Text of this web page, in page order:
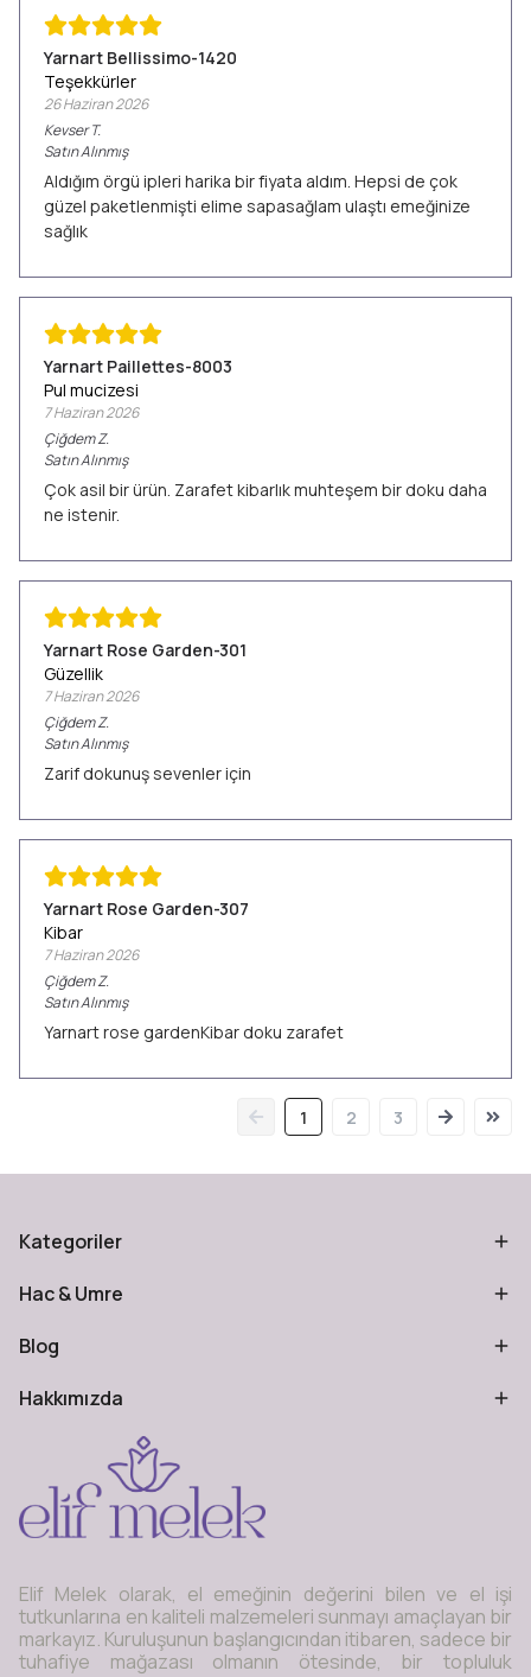
Yarnart Bellissimo-1420
Teşekkürler
26 Haziran 2026
Kevser T.
Satın Alınmış
Aldığım örgü ipleri harika bir fiyata aldım. Hepsi de çok
güzel paketlenmişti elime sapasağlam ulaştı emeğinize
sağlık
Yarnart Paillettes-8003
Pul mucizesi
7 Haziran 2026
ÇiğdemZ.
Satın Alınmış
Çok asil bir ürün. Zarafet kibarlık muhteşem bir doku daha
ne istenir.
Yarnart Rose Garden-301
Güzellik
7 Haziran 2026
ÇiğdemZ.
Satın Alınmış
Zarif dokunuş sevenler için
Yarnart Rose Garden-307
Kibar
7 Haziran 2026
ÇiğdemZ.
Satın Alınmış
Yarnart rose gardenKibar doku zarafet
1 2 3
Kategoriler
Hac & Umre
Blog
Hakkımızda
Elif Melek olarak, el emeğinin değerini bilen ve el işi
tutkunlarına en kaliteli malzemeleri sunmayı amaçlayan bir
markayız. Kuruluşunun başlangıcından itibaren, sadece bir
tuhafiye mağazası olmanın ötesinde, bir topluluk